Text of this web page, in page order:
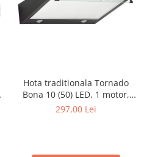
Hota traditionala Tornado
Bona 10 (50) LED, 1 motor,
latime 50 cm, absorbtie 380
297,00 Lei